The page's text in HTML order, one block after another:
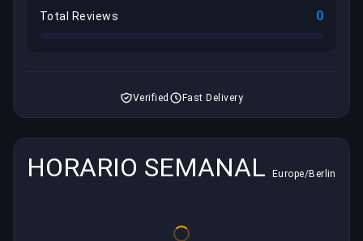
Total Reviews 0
Verified Fast Delivery
HORARIO SEMANAL Europe/Berlin